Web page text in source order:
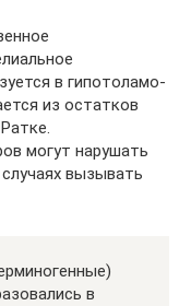
в гипотоламо-
из остатков
могут нарушать
вызывать
в